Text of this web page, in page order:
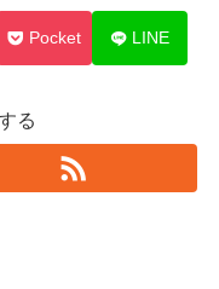
Pocket LINE
る